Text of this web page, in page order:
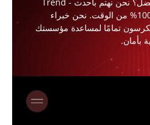
100% أمان، 100% تركيز، 100% من الوقت. نحن خبراء
تمامًا لمساعدة مؤسستك
بأمان.